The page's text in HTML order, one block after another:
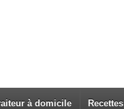
à domicile Recettes